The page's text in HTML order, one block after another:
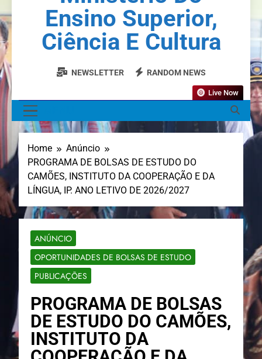
Ensino Superior,
Ciência E Cultura
NEWSLETTER RANDOM NEWS
Live Now
Home
Anúncio
PROGRAMA DE BOLSAS DE ESTUDO DO
CAMÕES, INSTITUTO DA COOPERAÇÃO E DA
LÍNGUA, IP. ANO LETIVO DE 2026/2027
ANÚNCIO
OPORTUNIDADES DE BOLSAS DE ESTUDO
PUBLICAÇÕES
PROGRAMA DE BOLSAS
DE ESTUDO DO CAMÕES,
INSTITUTO DA